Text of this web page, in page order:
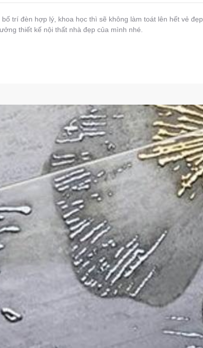
trí đèn hợp lý, khoa học thì sẽ không làm toát lên hết vẻ đẹp
thiết kế nội thất nhà đẹp của mình nhé.